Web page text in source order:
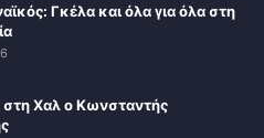
Γκέλα και όλα για όλα στη
στη Χαλ ο Κωνσταντής